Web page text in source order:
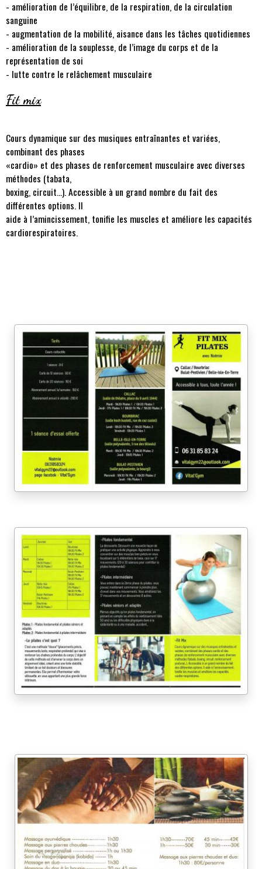
- amélioration de l’équilibre, de la respiration, de la circulation
sanguine
- augmentation de la mobilité, aisance dans les tâches quotidiennes
- amélioration de la souplesse, de l’image du corps et de la
représentation de soi
- lutte contre le relâchement musculaire
Fit mix
Cours dynamique sur des musiques entraînantes et variées,
combinant des phases
«cardio» et des phases de renforcement musculaire avec diverses
méthodes (tabata,
boxing, circuit…). Accessible à un grand nombre du fait des
différentes options. Il
aide à l’amincissement, tonifie les muscles et améliore les capacités
cardiorespiratoires.